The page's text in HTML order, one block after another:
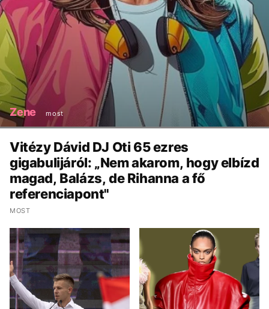
Zene most
Vitézy Dávid DJ Oti 65 ezres
gigabulijáról: „Nem akarom, hogy elbízd
magad, Balázs, de Rihanna a fő
referenciapont"
MOST